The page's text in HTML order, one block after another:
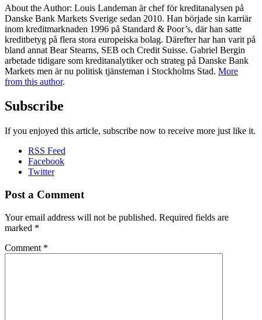
About the Author: Louis Landeman är chef för kreditanalysen på
Danske Bank Markets Sverige sedan 2010. Han började sin karriär
inom kreditmarknaden 1996 på Standard & Poor’s, där han satte
kreditbetyg på flera stora europeiska bolag. Därefter har han varit på
bland annat Bear Stearns, SEB och Credit Suisse. Gabriel Bergin
arbetade tidigare som kreditanalytiker och strateg på Danske Bank
Markets men är nu politisk tjänsteman i Stockholms Stad. More
from this author.
Subscribe
If you enjoyed this article, subscribe now to receive more just like it.
RSS Feed
Facebook
Twitter
Post a Comment
Your email address will not be published. Required fields are
marked *
Comment *